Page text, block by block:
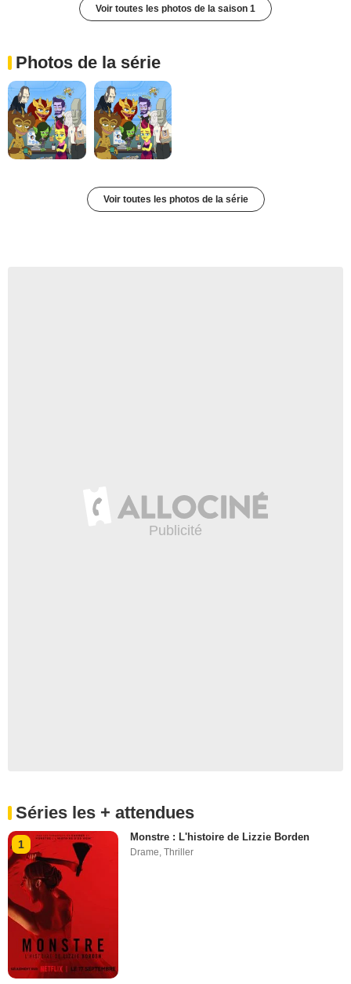
Voir toutes les photos de la saison 1
Photos de la série
Voir toutes les photos de la série
Séries les + attendues
1
Monstre : L'histoire de Lizzie Borden
Drame ,Thriller